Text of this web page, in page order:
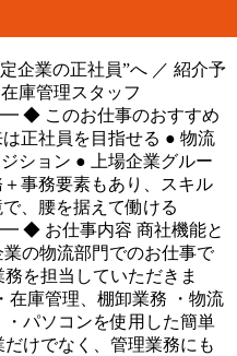
企業の正社員”へ ／ 紹介予
庫管理スタッフ
お仕事のおすすめ
正社員を目指せる ● 物流
ション ● 上場企業グルー
事務要素もあり、スキル
、腰を据えて働ける
事内容 商社機能と
の物流部門でのお仕事で
を担当していただきま
在庫管理、棚卸業務 ・物流
パソコンを使用した簡単
けでなく、管理業務にも